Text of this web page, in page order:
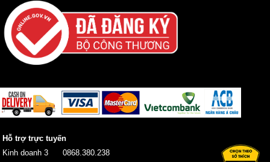
Hỗ trợ trực tuyến
Kinh doanh 3
0868.380.238